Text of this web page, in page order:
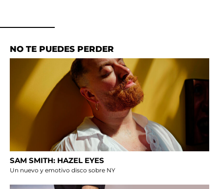
NO TE PUEDES PERDER
SAM SMITH: HAZEL EYES
Un nuevo y emotivo disco sobre NY